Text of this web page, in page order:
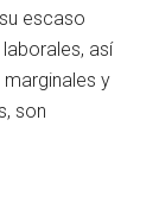
escaso
así
y
son